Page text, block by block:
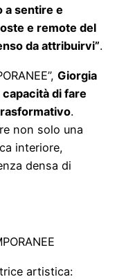
a sentire e
e remote del
da attribuirvi”.
Giorgia
di fare
.
non solo una
interiore,
densa di
artistica: